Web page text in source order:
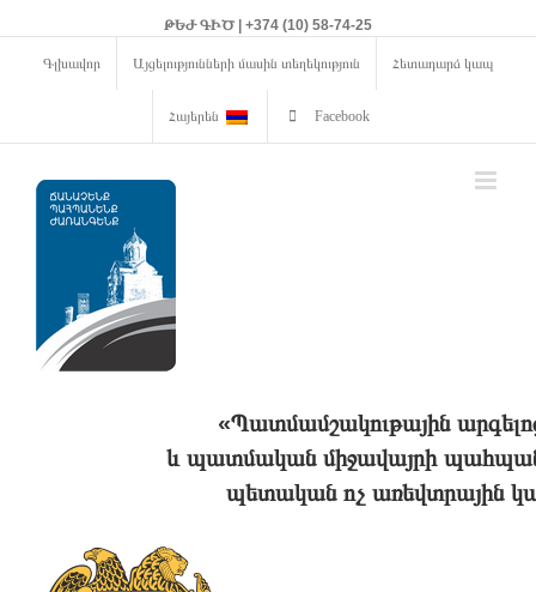
ԹԵԺ ԳԻԾ | +374 (10) 58-74-25
Գլխավոր Այցելությունների մասին տեղեկություն Հետադարձ կապ
Հայերեն Facebook
«Պատմամշակութային
և պատմական միջավայրի
պետական ոչ առեվտրային